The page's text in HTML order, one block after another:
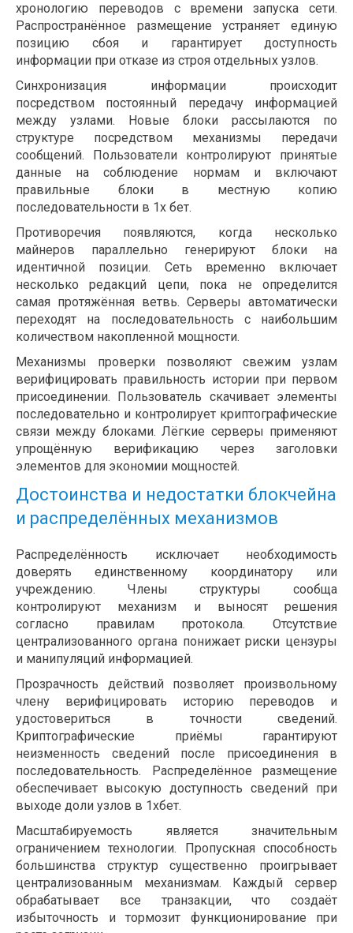
хронологию переводов с времени запуска сети.
Распространённое размещение устраняет единую
позицию сбоя и гарантирует доступность
информации при отказе из строя отдельных узлов.
Синхронизация информации происходит
посредством постоянный передачу информацией
между узлами. Новые блоки рассылаются по
структуре посредством механизмы передачи
сообщений. Пользователи контролируют принятые
данные на соблюдение нормам и включают
правильные блоки в местную копию
последовательности в 1х бет.
Противоречия появляются, когда несколько
майнеров параллельно генерируют блоки на
идентичной позиции. Сеть временно включает
несколько редакций цепи, пока не определится
самая протяжённая ветвь. Серверы автоматически
переходят на последовательность с наибольшим
количеством накопленной мощности.
Механизмы проверки позволяют свежим узлам
верифицировать правильность истории при первом
присоединении. Пользователь скачивает элементы
последовательно и контролирует криптографические
связи между блоками. Лёгкие серверы применяют
упрощённую верификацию через заголовки
элементов для экономии мощностей.
Достоинства и недостатки блокчейна
и распределённых механизмов
Распределённость исключает необходимость
доверять единственному координатору или
учреждению. Члены структуры сообща
контролируют механизм и выносят решения
согласно правилам протокола. Отсутствие
централизованного органа понижает риски цензуры
и манипуляций информацией.
Прозрачность действий позволяет произвольному
члену верифицировать историю переводов и
удостовериться в точности сведений.
Криптографические приёмы гарантируют
неизменность сведений после присоединения в
последовательность. Распределённое размещение
обеспечивает высокую доступность сведений при
выходе доли узлов в 1хбет.
Масштабируемость является значительным
ограничением технологии. Пропускная способность
большинства структур существенно проигрывает
централизованным механизмам. Каждый сервер
обрабатывает все транзакции, что создаёт
избыточность и тормозит функционирование при